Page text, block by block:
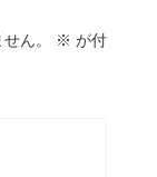
ん。 ※ が付